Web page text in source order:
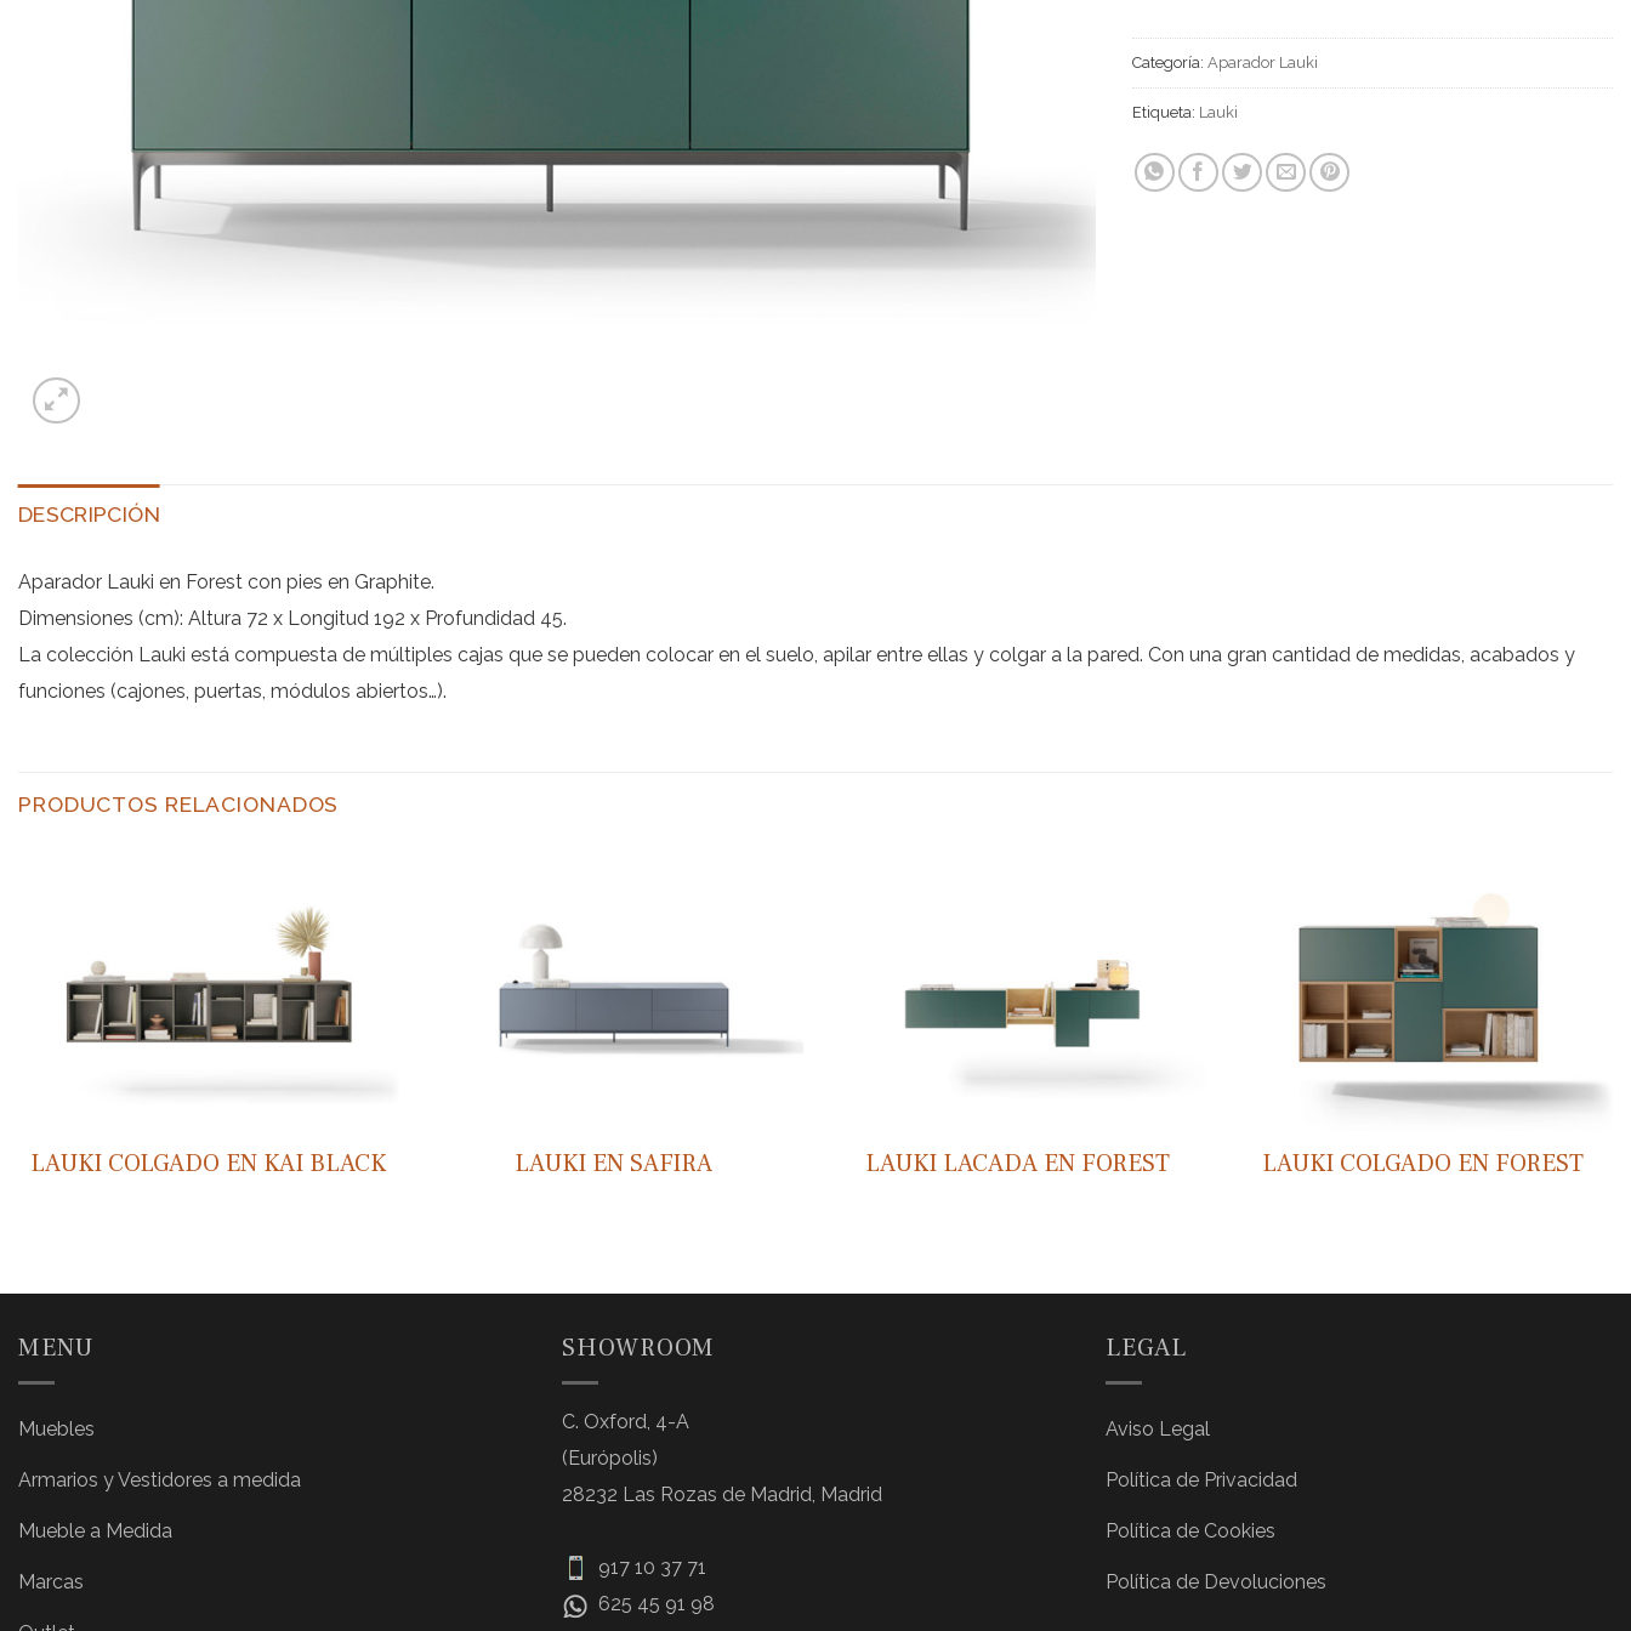
Categoría:Aparador Lauki
Etiqueta: Lauki
DESCRIPCIÓN
Aparador Lauki en Forest con pies en Graphite.
Dimensiones (cm): Altura 72 x Longitud 192 x Profundidad 45.
La colección Lauki está compuesta de múltiples cajas que se pueden colocar en el suelo, apilar entre ellas y colgar a la pared. Con una gran cantidad de medidas, acabados y
funciones (cajones, puertas, módulos abiertos…).
PRODUCTOS RELACIONADOS
LAUKI COLGADO EN KAI BLACK LAUKI EN SAFIRA LAUKI LACADA EN FOREST LAUKI COLGADO EN FOREST
MENU
Muebles
Armarios y Vestidores a medida
Mueble a Medida
Marcas
SHOWROOM
C. Oxford, 4-A
(Európolis)
28232 Las Rozas de Madrid, Madrid
917 10 37 71
625 45 91 98
LEGAL
Aviso Legal
Política de Privacidad
Política de Cookies
Política de Devoluciones